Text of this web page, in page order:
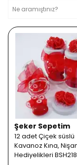
Şeker Sepetim
12 adet Çiçek süslü
Kavanoz Kına,
Hediyelikleri BSH218